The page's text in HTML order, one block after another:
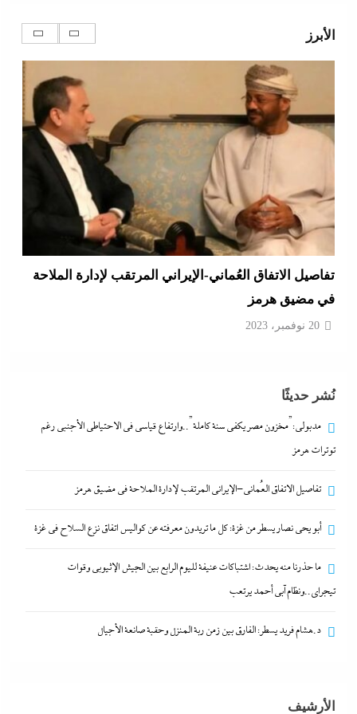
الأبرز
20 نوفمبر، 2023
تفاصيل الاتفاق العُماني-الإيراني المرتقب لإدارة الملاحة
في مضيق هرمز
20 نوفمبر، 2023
كواليس اتفاق نزع السلاح في غزة
نُشر حديثًا
مدبولي:”مخزون مصر يكفي سنة كاملة”..وارتفاع قياسي في الاحتياطي الأجنبي رغم
توترات هرمز
تفاصيل الاتفاق العُماني-الإيراني المرتقب لإدارة الملاحة في مضيق هرمز
أبو يحى نصار يسطر من غزة: كل ما تريدون معرفته عن كواليس اتفاق نزع السلاح في غزة
ما حذرنا منه يحدث: اشتباكات عنيفة لليوم الرابع بين الجيش الإثيوبي وقوات
تيجراي..ونظام آبي أحمد يرتعب
د.هشام فريد يسطر: الفارق بين زمن ربة المنزل وحقبة صانعة الأجيال
الأرشيف